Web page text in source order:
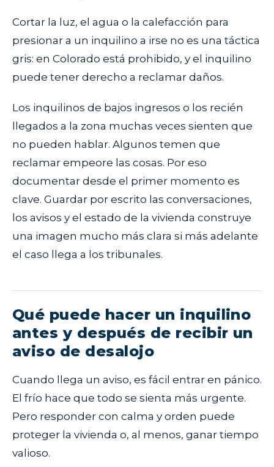
Cortar la luz, el agua o la calefacción para
presionar a un inquilino a irse no es una táctica
gris: en Colorado está prohibido, y el inquilino
puede tener derecho a reclamar daños.
Los inquilinos de bajos ingresos o los recién
llegados a la zona muchas veces sienten que
no pueden hablar. Algunos temen que
reclamar empeore las cosas. Por eso
documentar desde el primer momento es
clave. Guardar por escrito las conversaciones,
los avisos y el estado de la vivienda construye
una imagen mucho más clara si más adelante
el caso llega a los tribunales.
Qué puede hacer un inquilino
antes y después de recibir un
aviso de desalojo
Cuando llega un aviso, es fácil entrar en pánico.
El frío hace que todo se sienta más urgente.
Pero responder con calma y orden puede
proteger la vivienda o, al menos, ganar tiempo
valioso.